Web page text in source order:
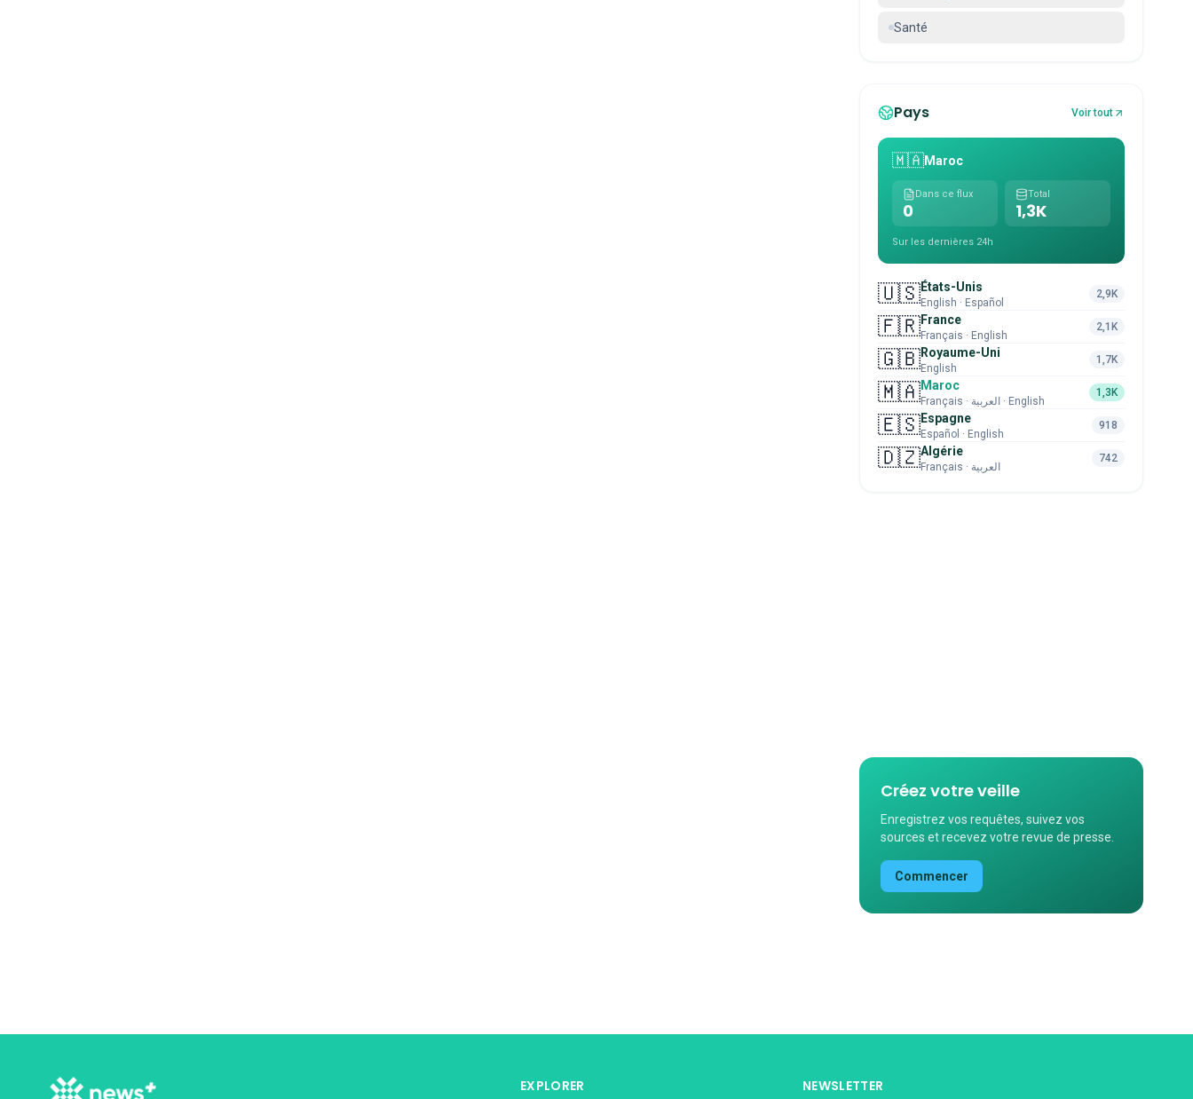
Santé
Pays Voir tout
🇲🇦Maroc
Dans ce flux
0
Total
1,3K
Sur les dernières 24h
🇺🇸États-Unis
English · Español
2,9K
🇫🇷France
Français · English
2,1K
🇬🇧Royaume-Uni
English
1,7K
🇲🇦Maroc
Français · العربية · English
1,3K
🇪🇸Espagne
Español · English
918
🇩🇿Algérie
Français · العربية
742
Créez votre veille
Enregistrez vos requêtes, suivez vos
sources et recevez votre revue de presse.
Commencer
EXPLORER NEWSLETTER